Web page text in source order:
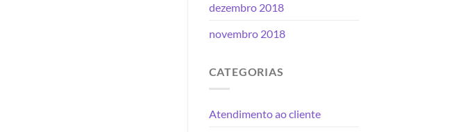
dezembro 2018
novembro 2018
CATEGORIAS
Atendimento ao cliente